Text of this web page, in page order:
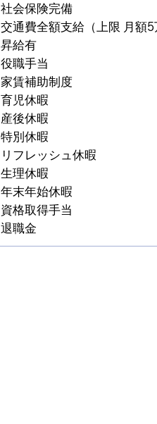
社会保険完備
交通費全額支給（上限 月額5
昇給有
役職手当
家賃補助制度
育児休暇
産後休暇
特別休暇
リフレッシュ休暇
生理休暇
年末年始休暇
資格取得手当
退職金